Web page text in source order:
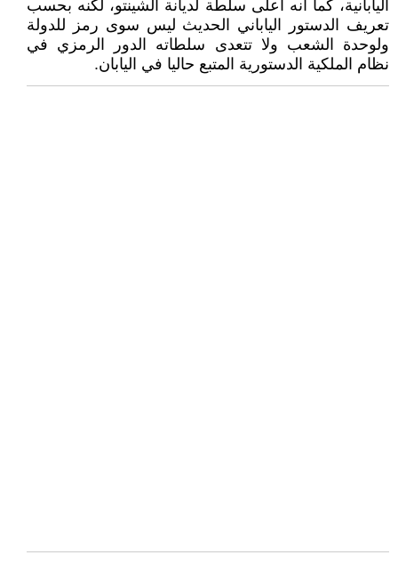
اليابانية، كما أنه أعلى سلطة لديانة الشينتو، لكنه بحسب
تعريف الدستور الياباني الحديث ليس سوى رمز للدولة
ولوحدة الشعب ولا تتعدى سلطاته الدور الرمزي في
نظام الملكية الدستورية المتبع حاليا في اليابان.